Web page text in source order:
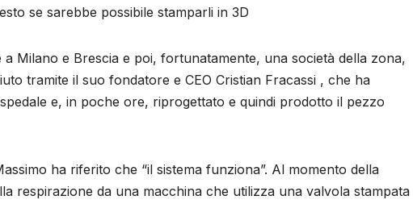
se sarebbe possibile stamparli in 3D
Milano e Brescia e poi, fortunatamente, una società della zona,
tramite il suo fondatore e CEO Cristian Fracassi , che ha
e, in poche ore, riprogettato e quindi prodotto il pezzo
ha riferito che “il sistema funziona”. Al momento della
respirazione da una macchina che utilizza una valvola stampata